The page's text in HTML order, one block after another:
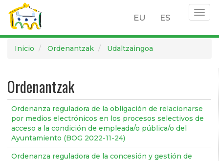
EU ES
Inicio Ordenantzak Udaltzaingoa
Ordenantzak
Ordenanza reguladora de la obligación de relacionarse
por medios electrónicos en los procesos selectivos de
acceso a la condición de empleada/o pública/o del
Ayuntamiento (BOG 2022-11-24)
Ordenanza reguladora de la concesión y gestión de